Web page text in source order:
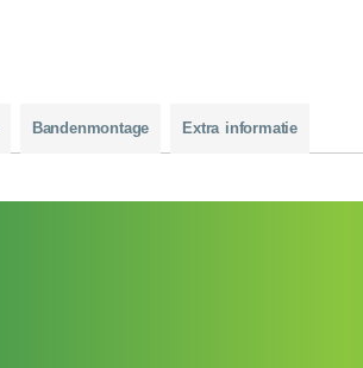
Bandenmontage Extra informatie